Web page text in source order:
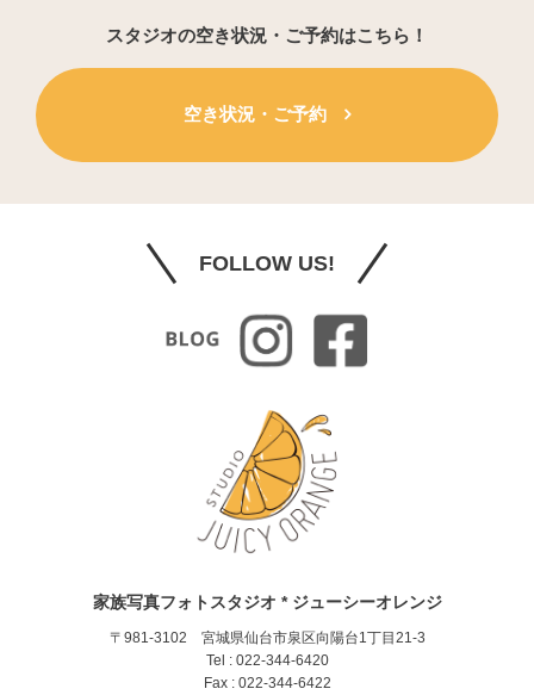
スタジオの空き状況・ご予約はこちら！
空き状況・ご予約
FOLLOW US!
家族写真フォトスタジオ * ジューシーオレンジ
〒981-3102 宮城県仙台市泉区向陽台1丁目21-3
Tel : 022-344-6420
Fax : 022-344-6422